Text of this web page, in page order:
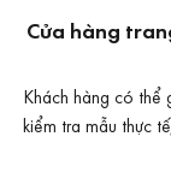
Cửa hàng
Khách hàng có thể
kiểm tra mẫu thực